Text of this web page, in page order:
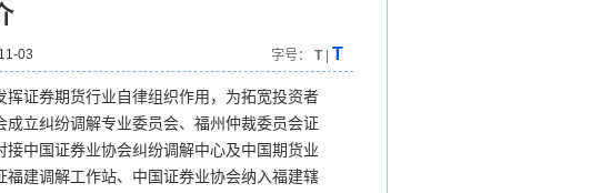
03 字号： T T
证券期货行业自律组织作用，为拓宽投资者
立纠纷调解专业委员会、福州仲裁委员会证
中国证券业协会纠纷调解中心及中国期货业
建调解工作站、中国证券业协会纳入福建辖